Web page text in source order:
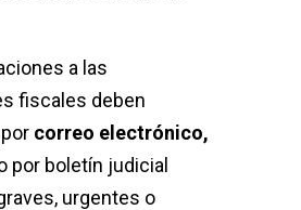
a las
fiscales deben
correo electrónico,
por boletín judicial
urgentes o